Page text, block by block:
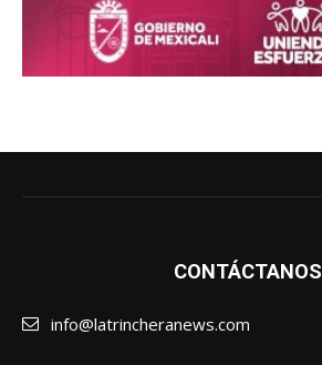
CONTÁCTANOS
info@latrincheranews.com